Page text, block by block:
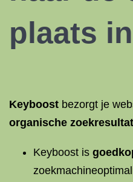
plaats
Keyboost bezorgt je
organische
Keyboost is